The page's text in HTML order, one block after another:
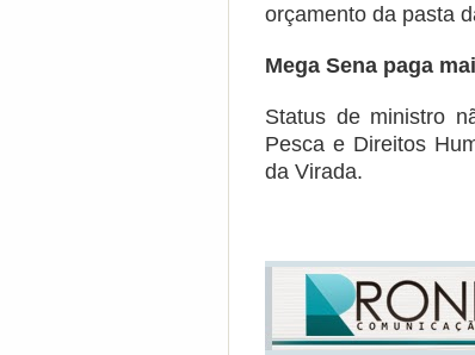
orçamento da pasta
Mega Sena paga
Status de ministro
Pesca e Direitos
da Virada.